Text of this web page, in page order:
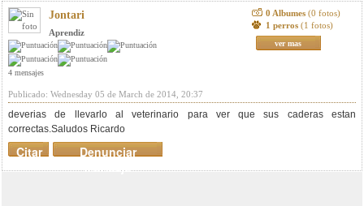
Jontari
Aprendiz
4 mensajes
0 Albumes (0 fotos)
1 perros (1 fotos)
ver mas
Publicado: Wednesday 05 de March de 2014, 20:37
deverias de llevarlo al veterinario para ver que sus caderas estan
correctas.Saludos Ricardo
Denunciar
mensaje
Citar